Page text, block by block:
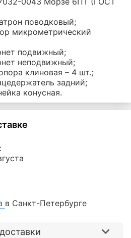
поводковый;
микрометрический
подвижный;
неподвижный;
клиновая – 4 шт.;
задний;
конусная.
в Санкт-Петербурге